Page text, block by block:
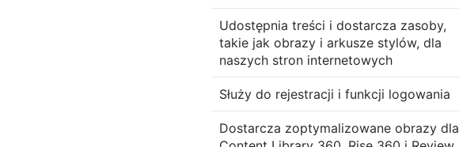
Udostępnia treści i dostarcza zasoby,
takie jak obrazy i arkusze stylów, dla
naszych stron internetowych
Służy do rejestracji i funkcji logowania
Dostarcza zoptymalizowane obrazy dla